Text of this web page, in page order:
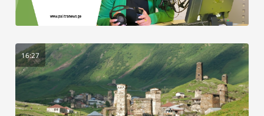
16:27